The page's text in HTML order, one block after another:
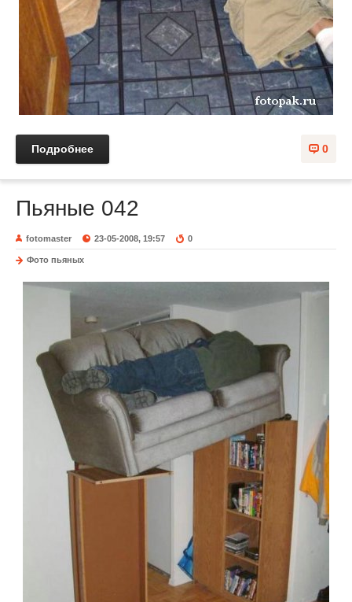
0
Подробнее
Пьяные 042
fotomaster 23-05-2008, 19:57 0
Фото пьяных